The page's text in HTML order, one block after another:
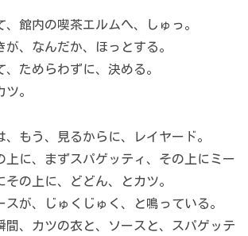
、館内の喫茶エルムへ、しゅっ。
が、なんだか、ほっとする。
、ためらわずに、決める。
。
、もう、見るからに、レイヤード。
上に、まずスパゲッティ、その上にミー
その上に、どどん、とカツ。
スが、じゅくじゅく、と鳴っている。
間、カツの衣と、ソースと、スパゲッテ